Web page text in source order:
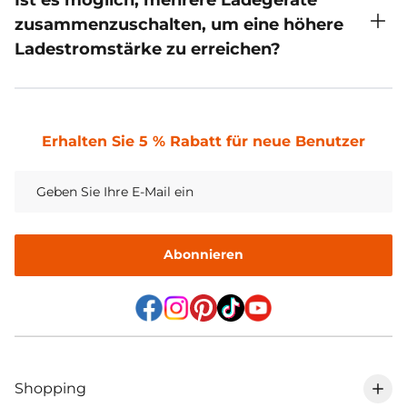
zusammenzuschalten, um eine höhere
Ladestromstärke zu erreichen?
Wir empfehlen, die Batterie mit 0,2C zu laden und
einzelne Batterie anzuschließen.
Erhalten Sie 5 % Rabatt für neue Benutzer
Abonnieren
Shopping